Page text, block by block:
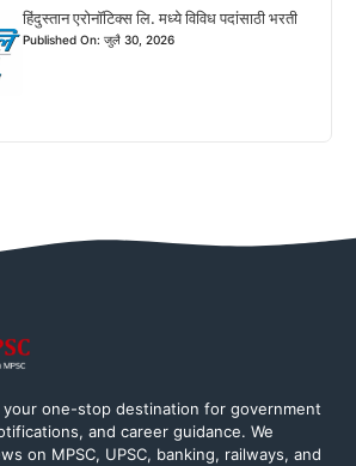
हिंदुस्तान एरोनॉटिक्स लि. मध्ये विविध पदांसाठी भरती
Published On: जुलै 30, 2026
your one-stop destination for government
and career guidance. We
on MPSC, UPSC, banking, railways, and